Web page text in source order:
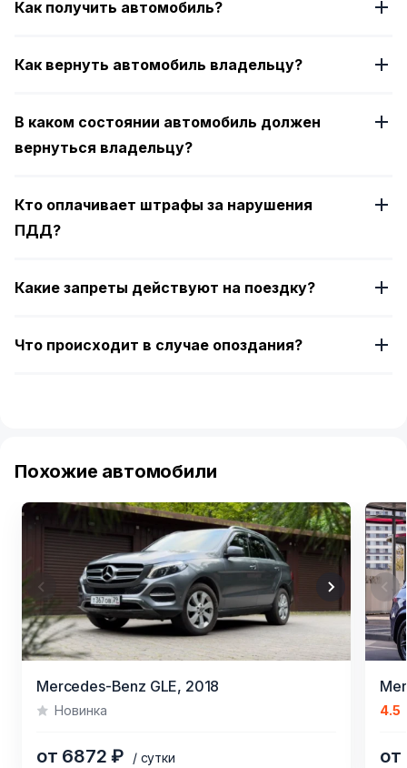
Как получить автомобиль?
Как вернуть автомобиль владельцу?
В каком состоянии автомобиль должен
вернуться владельцу?
Кто оплачивает штрафы за нарушения
ПДД?
Какие запреты действуют на поездку?
Что происходит в случае опоздания?
Похожие автомобили
Mercedes-Benz GLE, 2018
Новинка
от 6872 ₽ / сутки
4.5
от